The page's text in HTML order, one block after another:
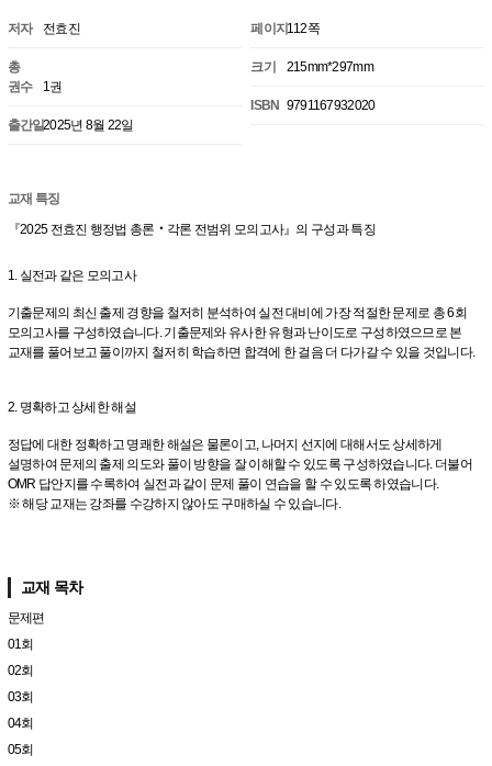
저자 전효진
총
권수
1권
출간일2025년 8월 22일
페이지112쪽
크기 215mm*297mm
ISBN 9791167932020
교재 특징
『2025 전효진 행정법 총론‧각론 전범위 모의고사』의 구성과 특징
1. 실전과 같은 모의고사
기출문제의 최신 출제 경향을 철저히 분석하여 실전 대비에 가장 적절한 문제로 총 6회
모의고사를 구성하였습니다. 기출문제와 유사한 유형과 난이도로 구성하였으므로 본
교재를 풀어보고 풀이까지 철저히 학습하면 합격에 한 걸음 더 다가갈 수 있을 것입니다.
2. 명확하고 상세한 해설
정답에 대한 정확하고 명쾌한 해설은 물론이고, 나머지 선지에 대해서도 상세하게
설명하여 문제의 출제 의도와 풀이 방향을 잘 이해할 수 있도록 구성하였습니다. 더불어
OMR 답안지를 수록하여 실전과 같이 문제 풀이 연습을 할 수 있도록 하였습니다.
※ 해당 교재는 강좌를 수강하지 않아도 구매하실 수 있습니다.
교재 목차
문제편
01회
02회
03회
04회
05회